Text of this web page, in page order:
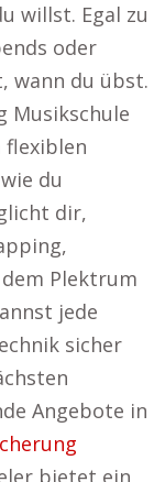
willst. Egal zu
oder
wann du übst.
Musikschule
flexiblen
du
dir,
Plektrum
jede
sicher
Angebote in
bietet ein